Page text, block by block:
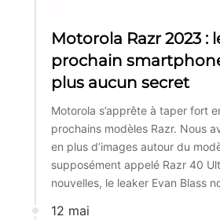
Motorola Razr 2023 :
prochain
plus aucun secret
Motorola s’apprête à taper fort
prochains modèles Razr. Nous
en plus d’images autour du
supposément appelé Razr 40
nouvelles, le leaker Evan Blass
12 mai